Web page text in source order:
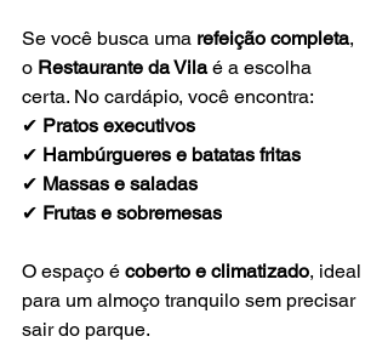
Se você busca uma refeição completa,
o Restaurante da Vila é a escolha
certa. No cardápio, você encontra:
✔ Pratos executivos
✔ Hambúrgueres e batatas fritas
✔ Massas e saladas
✔ Frutas e sobremesas
O espaço é coberto e climatizado, ideal
para um almoço tranquilo sem precisar
sair do parque.